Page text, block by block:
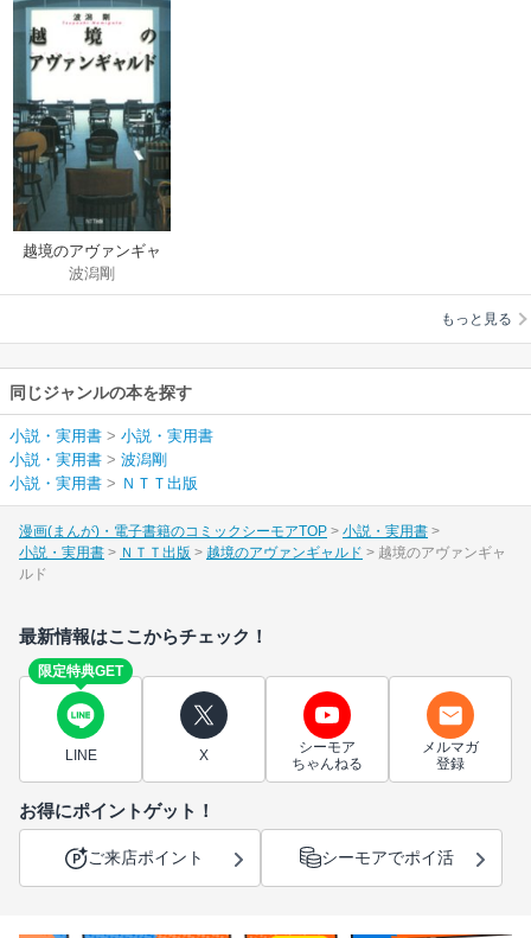
越境のアヴァンギャ
ルド
波潟剛
もっと見る
同じジャンルの本を探す
小説・実用書 > 小説・実用書
小説・実用書 > 波潟剛
小説・実用書 > ＮＴＴ出版
漫画(まんが)・電子書籍のコミックシーモアTOP
小説・実用書
小説・実用書
ＮＴＴ出版 越境のアヴァンギャルド
越境のアヴァンギャ
ルド
最新情報はここからチェック！
限定特典GET
LINE X
シーモア
ちゃんねる
メルマガ
登録
お得にポイントゲット！
ご来店ポイント シーモアでポイ活